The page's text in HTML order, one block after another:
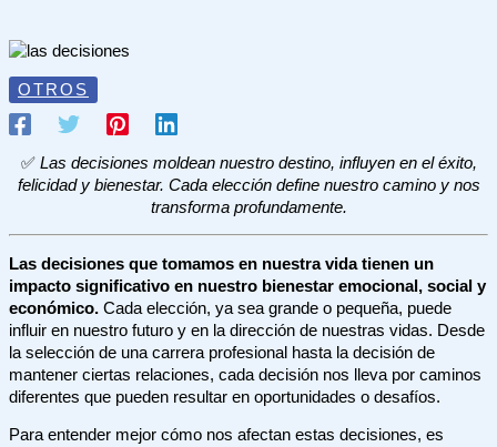
OTROS
✅ Las decisiones moldean nuestro destino, influyen en el éxito,
felicidad y bienestar. Cada elección define nuestro camino y nos
transforma profundamente.
Las decisiones que tomamos en nuestra vida tienen un
impacto significativo en nuestro bienestar emocional, social y
económico. Cada elección, ya sea grande o pequeña, puede
influir en nuestro futuro y en la dirección de nuestras vidas. Desde
la selección de una carrera profesional hasta la decisión de
mantener ciertas relaciones, cada decisión nos lleva por caminos
diferentes que pueden resultar en oportunidades o desafíos.
Para entender mejor cómo nos afectan estas decisiones, es